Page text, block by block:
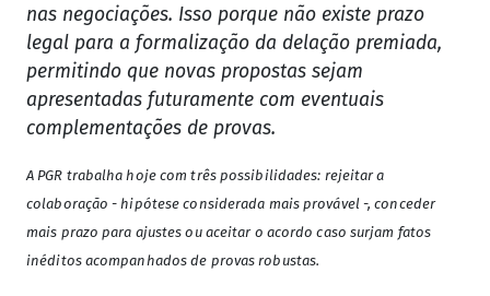
nas negociações. Isso porque não existe prazo
legal para a formalização da delação premiada,
permitindo que novas propostas sejam
apresentadas futuramente com eventuais
complementações de provas.
A PGR trabalha hoje com três possibilidades: rejeitar a
colaboração - hipótese considerada mais provável -, conceder
mais prazo para ajustes ou aceitar o acordo caso surjam fatos
inéditos acompanhados de provas robustas.